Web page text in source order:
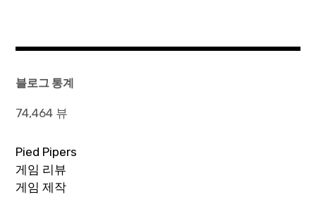
블로그 통계
74,464 뷰
Pied Pipers
게임 리뷰
게임 제작